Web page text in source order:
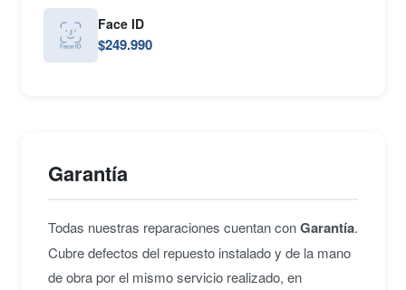
Face ID
$249.990
Garantía
Todas nuestras reparaciones cuentan conGarantía.
Cubre defectos del repuesto instalado y de la mano
de obra por el mismo servicio realizado, en